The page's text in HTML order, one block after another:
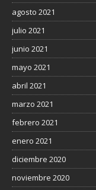
agosto 2021
julio 2021
junio 2021
mayo 2021
abril 2021
marzo 2021
febrero 2021
enero 2021
diciembre 2020
noviembre 2020